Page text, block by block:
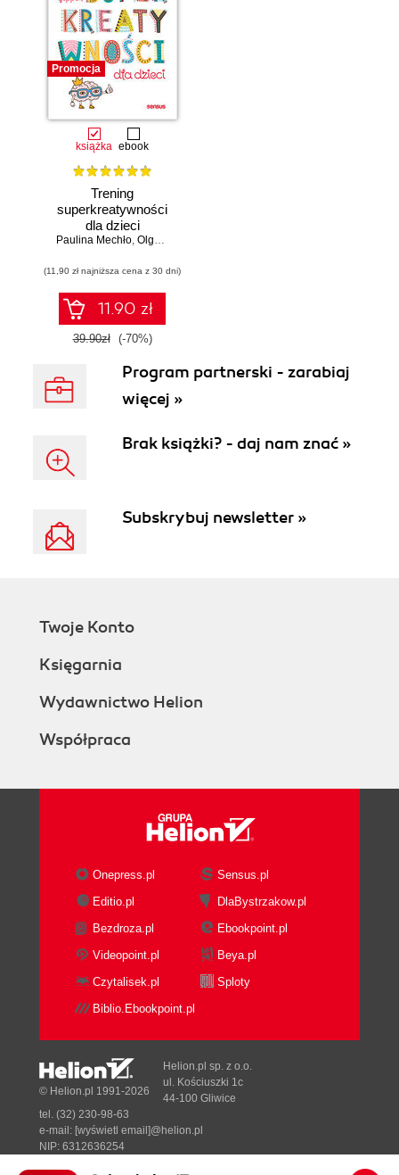
Promocja
książka ebook
Trening
superkreatywności
dla dzieci
Paulina Mechło, Olga Geppert
(11,90 zł najniższa cena z 30 dni)
11.90 zł
39.90zł (-70%)
Program partnerski - zarabiaj
więcej »
Brak książki? - daj nam znać »
Subskrybuj newsletter »
Twoje Konto
Księgarnia
Wydawnictwo Helion
Współpraca
Onepress.pl
Sensus.pl
Editio.pl
DlaBystrzakow.pl
Bezdroza.pl
Ebookpoint.pl
Videopoint.pl
Beya.pl
Czytalisek.pl
Sploty
Biblio.Ebookpoint.pl
© Helion.pl 1991-2026
Helion.pl sp. z o.o.
ul. Kościuszki 1c
44-100 Gliwice
tel. (32) 230-98-63
e-mail: [wyświetl email]@helion.pl
NIP: 6312636254